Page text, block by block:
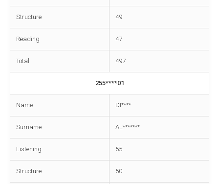
Structure 49
Reading 47
Total 497
255****01
Name DI****
Surname AL*******
Listening 55
Structure 50